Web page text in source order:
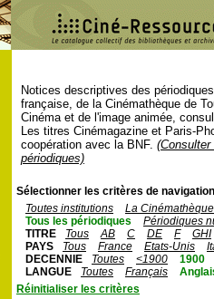
Notices descriptives des
française, de la Cinémathèque de
Cinéma et de l'image animée,
Les titres Cinémagazine et Paris-
coopération avec la BNF.
périodiques)
Sélectionner les critères de
Toutes institutions
La
Tous les périodiques
Périodiques
TITRE
Tous AB C DE F
GHI
PAYS
Tous France Etats-Unis
DECENNIE
Toutes <1900
1900
LANGUE
Toutes Français
Réinitialiser les critères